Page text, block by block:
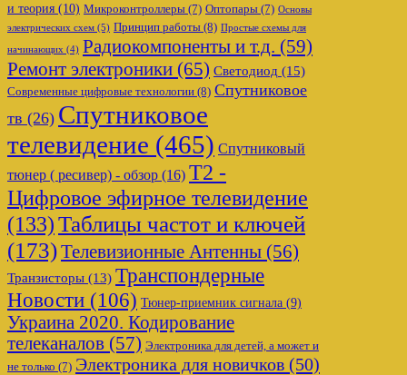
и теория (10) Микроконтроллеры (7) Оптопары (7) Основы
электрических схем (5) Принцип работы (8) Простые схемы для
начинающих (4) Радиокомпоненты и т.д. (59)
Ремонт электроники (65) Светодиод (15)
Современные цифровые технологии (8) Спутниковое
тв (26) Спутниковое
телевидение (465) Спутниковый
тюнер ( ресивер) - обзор (16) Т2 -
Цифровое эфирное телевидение
(133)Таблицы частот и ключей
(173)Телевизионные Антенны (56)
Транзисторы (13) Транспондерные
Новости (106) Тюнер-приемник сигнала (9)
Украина 2020. Кодирование
телеканалов (57) Электроника для детей, а может и
не только (7) Электроника для новичков (50)